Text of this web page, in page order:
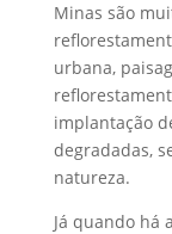
Minas são
urbana,
implantação
degradadas,
natureza.
Já quando há